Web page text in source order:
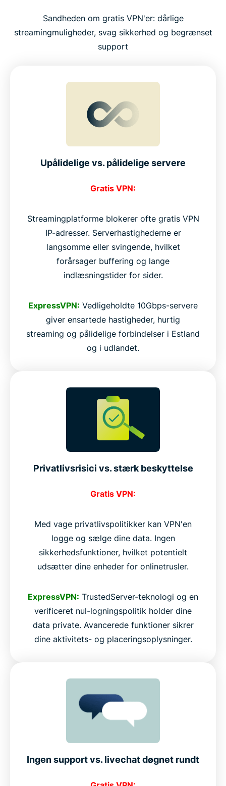
Sandheden om gratis VPN'er: dårlige
streamingmuligheder, svag sikkerhed og begrænset
support
Upålidelige vs. pålidelige servere
Gratis VPN:
Streamingplatforme blokerer ofte gratis VPN
IP-adresser. Serverhastighederne er
langsomme eller svingende, hvilket
forårsager buffering og lange
indlæsningstider for sider.
ExpressVPN: Vedligeholdte 10Gbps-servere
giver ensartede hastigheder, hurtig
streaming og pålidelige forbindelser i Estland
og i udlandet.
Privatlivsrisici vs. stærk beskyttelse
Gratis VPN:
Med vage privatlivspolitikker kan VPN'en
logge og sælge dine data. Ingen
sikkerhedsfunktioner, hvilket potentielt
udsætter dine enheder for onlinetrusler.
ExpressVPN: TrustedServer-teknologi og en
verificeret nul-logningspolitik holder dine
data private. Avancerede funktioner sikrer
dine aktivitets- og placeringsoplysninger.
Ingen support vs. livechat døgnet rundt